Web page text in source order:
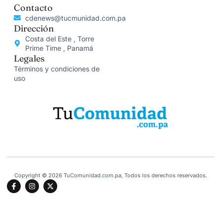
Contacto
cdenews@tucmunidad.com.pa
Dirección
Costa del Este , Torre
Prime Time , Panamá
Legales
Términos y condiciones de
uso
Copyright © 2026 TuComunidad.com.pa, Todos los derechos reservados.